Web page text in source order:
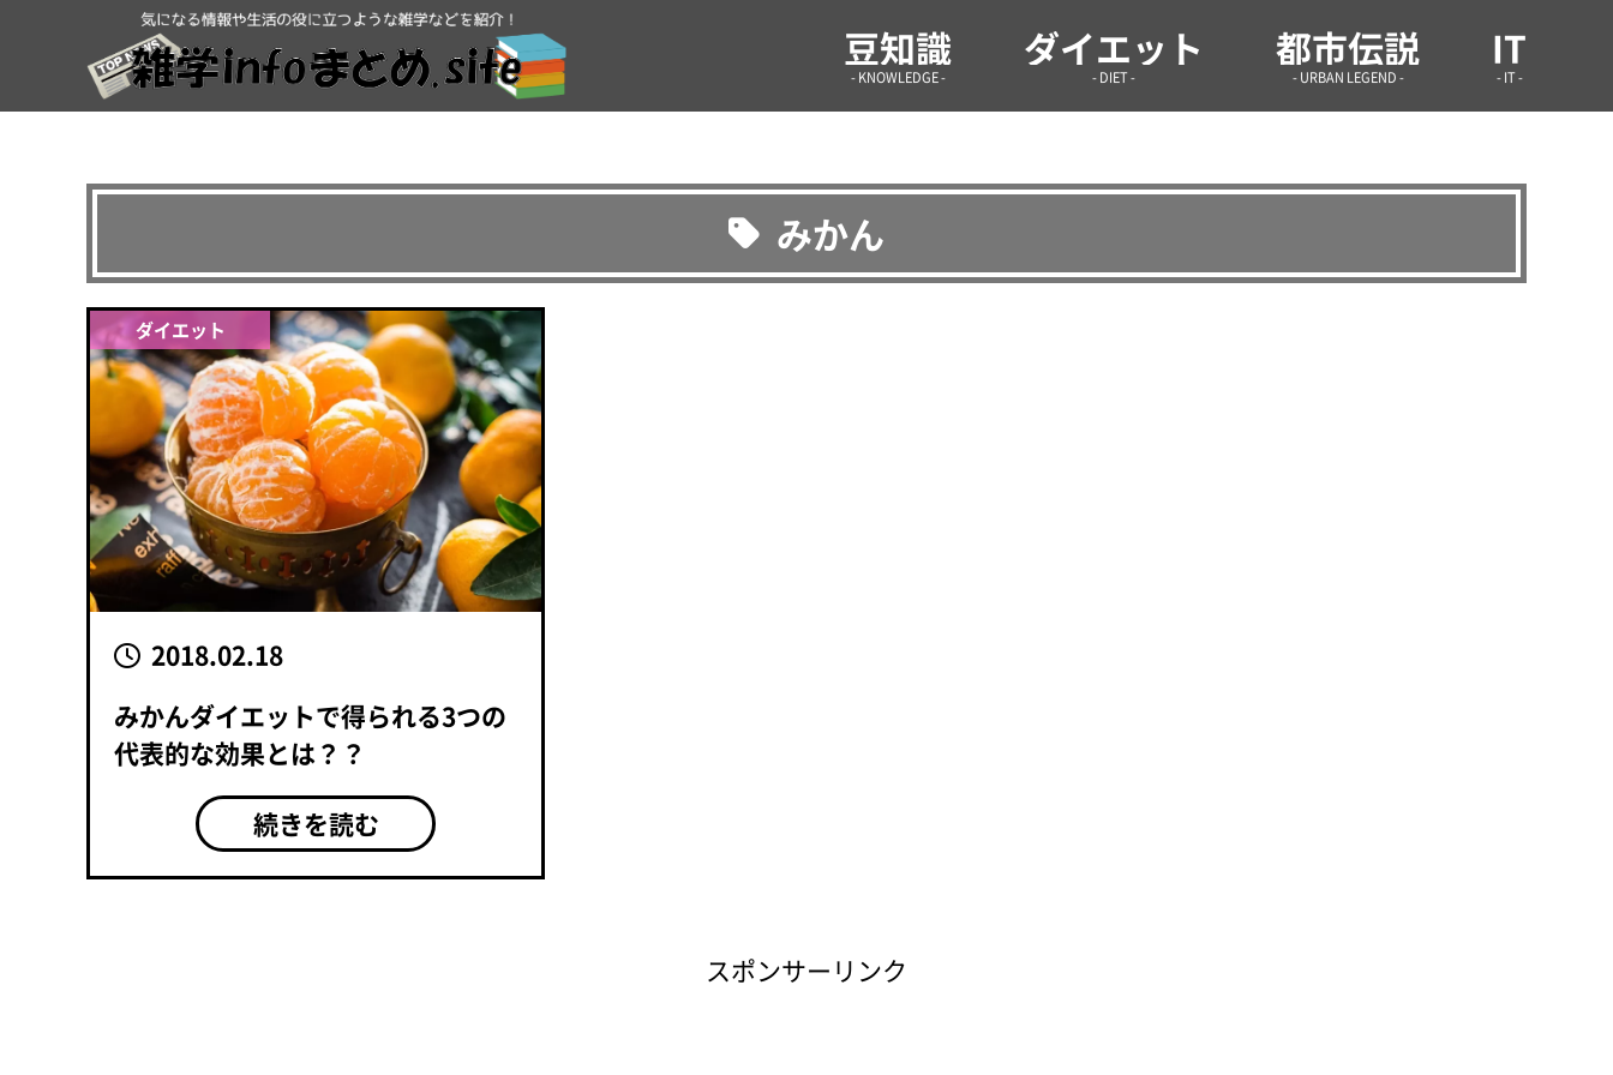
気になる情報や生活の役に立つような雑学などを紹介！ 雑学infoまとめ.site
豆知識
- KNOWLEDGE -
ダイエット
- DIET -
都市伝説
- URBAN LEGEND -
IT
- IT -
みかん
ダイエット
2018.02.18
みかんダイエットで得られる3つの
代表的な効果とは？？
続きを読む
スポンサーリンク